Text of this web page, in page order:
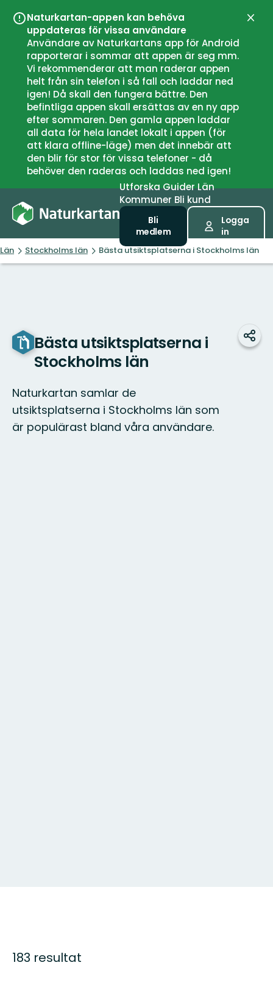
Naturkartan-appen kan behöva
uppdateras för vissa användare
Användare av Naturkartans app för Android
rapporterar i sommar att appen är seg mm.
Vi rekommenderar att man raderar appen
helt från sin telefon i så fall och laddar ned
igen! Då skall den fungera bättre. Den
befintliga appen skall ersättas av en ny app
efter sommaren. Den gamla appen laddar
all data för hela landet lokalt i appen (för
att klara offline-läge) men det innebär att
den blir för stor för vissa telefoner - då
behöver den raderas och laddas ned igen!
UtforskaGuiderLän
Kommuner Bli kund
Bli
medlem
Logga
in
Län Stockholms län Bästa utsiktsplatserna i Stockholms län
Bästa utsiktsplatserna i
Stockholms län
Naturkartan samlar de
utsiktsplatserna i Stockholms län som
är populärast bland våra användare.
Dela
183 resultat